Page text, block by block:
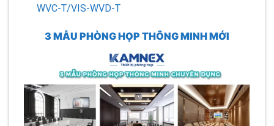
WVC-T/VIS-WVD-T
3 MẪU PHÒNG HỌP THÔNG MINH MỚI